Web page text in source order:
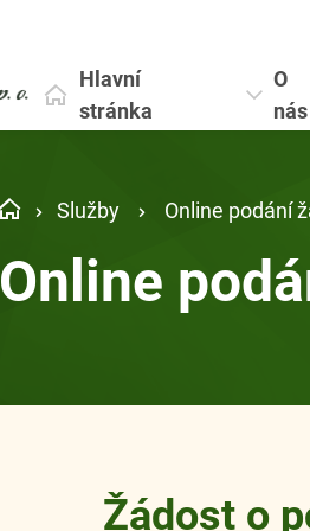
Hlavní
stránka
O
nás
Služby Online podání
Online
Žádost o